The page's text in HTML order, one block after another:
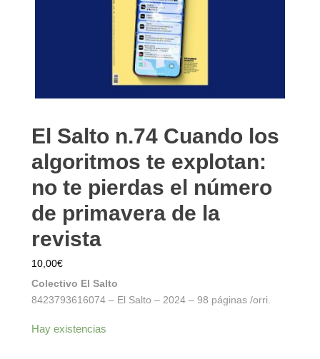
El Salto n.74 Cuando los
algoritmos te explotan:
no te pierdas el número
de primavera de la
revista
10,00€
Colectivo El Salto
8423793616074 – El Salto – 2024 – 98 páginas /orri.
Hay existencias